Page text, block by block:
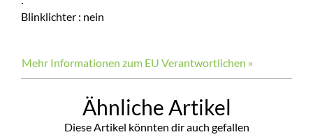
Blinklichter : nein
Mehr Informationen zum EU Verantwortlichen »
Ähnliche Artikel
Diese Artikel könnten dir auch gefallen